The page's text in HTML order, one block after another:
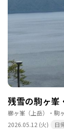
たくさんの花‼️ マ
ています 十和田
ませんでしたが
が、今日から熊
念！ 行けたのは
残雪の駒ヶ峯
櫛ヶ峯（上岳）・駒
2026.05.12 (火)
日